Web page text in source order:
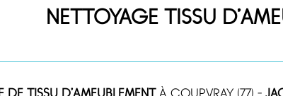
NETTOYAGE TISSU
DE TISSU D’AMEUBLEMENTÀ COUPVRAY (77) –